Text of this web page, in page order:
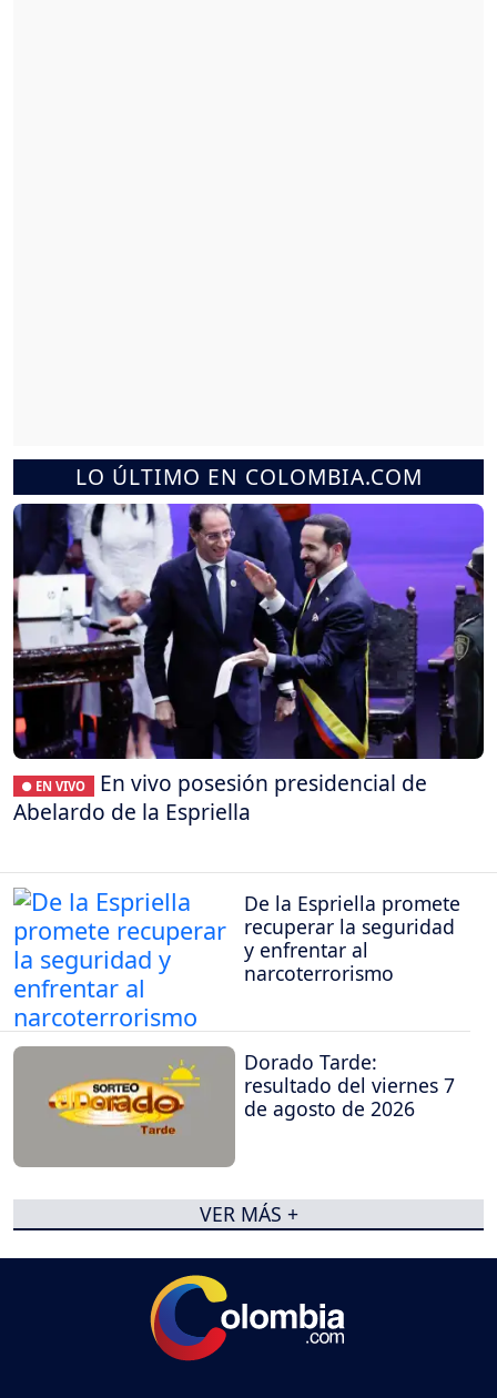
LO ÚLTIMO EN COLOMBIA.COM
● EN VIVO
En vivo posesión presidencial de
Abelardo de la Espriella
De la Espriella promete
recuperar la seguridad
y enfrentar al
narcoterrorismo
Dorado Tarde:
resultado del viernes 7
de agosto de 2026
VER MÁS +